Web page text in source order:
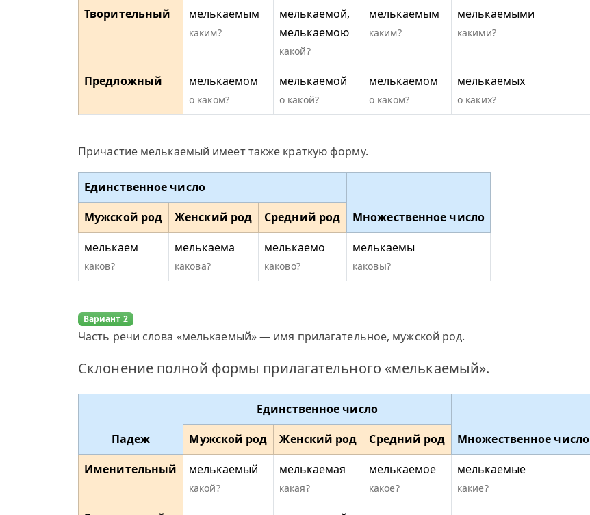
Творительный мелькаемым
каким?
мелькаемой,
мелькаемою
какой?
мелькаемым
каким?
мелькаемыми
какими?
Предложный мелькаемом
о каком?
мелькаемой
о какой?
мелькаемом
о каком?
мелькаемых
о каких?
Причастие мелькаемый имеет также краткую форму.
Единственное число
Множественное число
Мужской род Женский род
Средний род
мелькаем
каков?
мелькаема
какова?
мелькаемо
каково?
мелькаемы
каковы?
Вариант 2
Часть речи слова «мелькаемый» — имя прилагательное, мужской род.
Склонение полной формы прилагательного «мелькаемый».
Падеж
Единственное число
Множественное число
Мужской род Женский род
Средний род
Именительный
мелькаемый
какой?
мелькаемая
какая?
мелькаемое
какое?
мелькаемые
какие?